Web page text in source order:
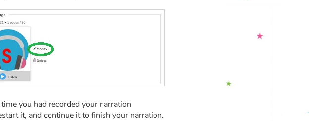
you had recorded your narration
it, and continue it to finish your narration.